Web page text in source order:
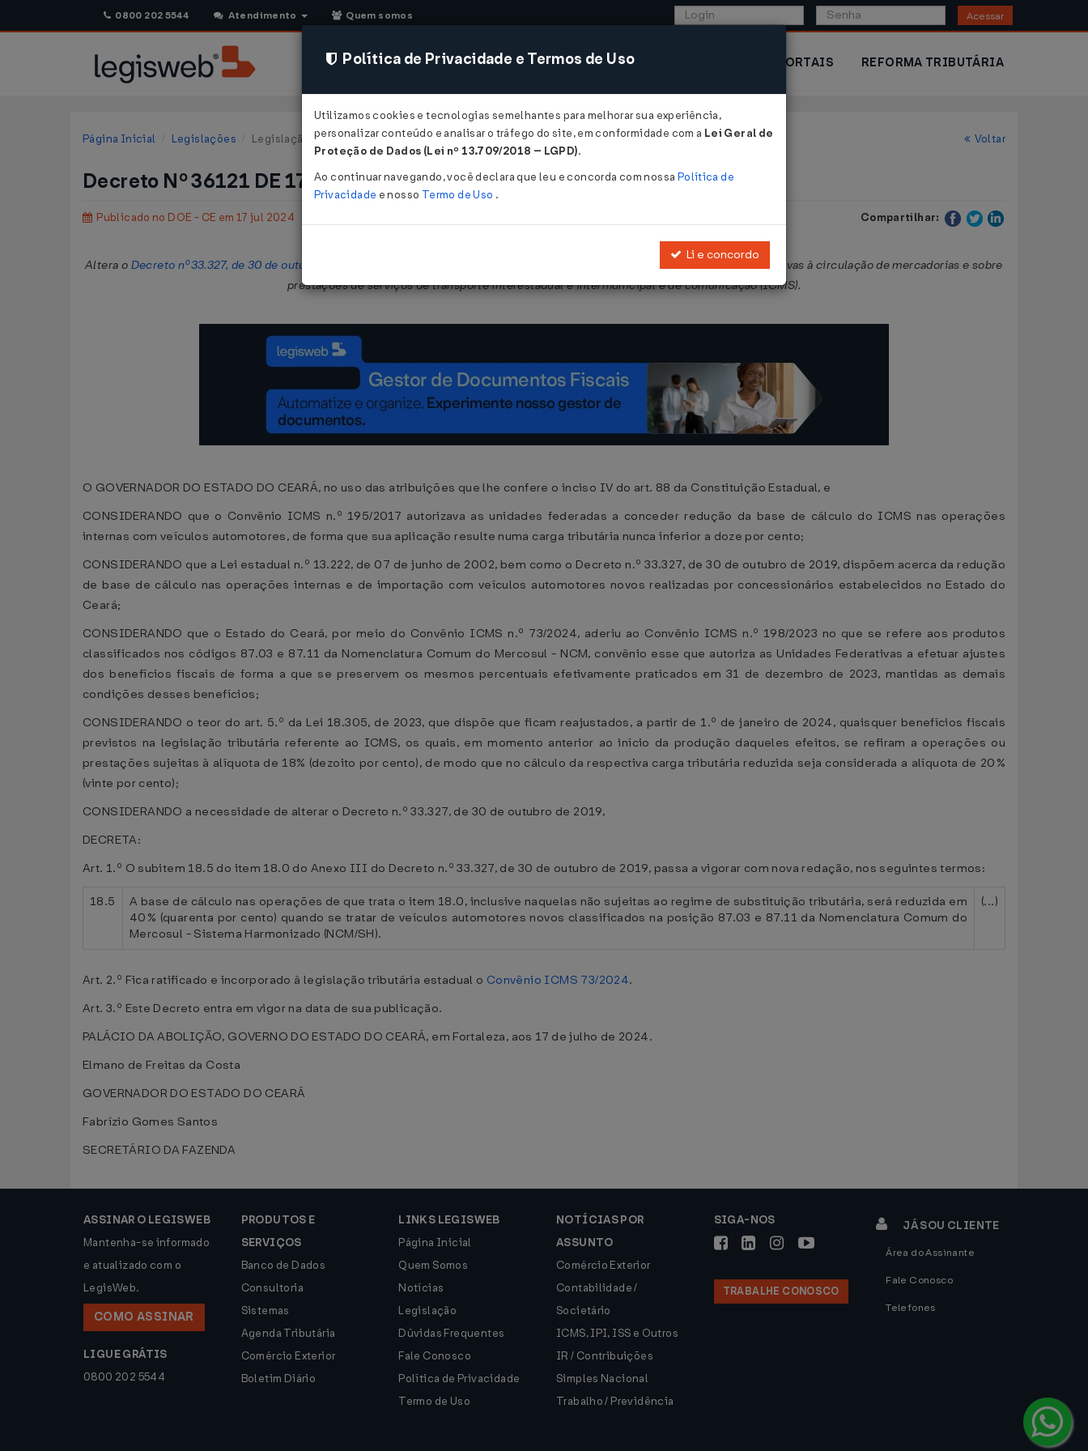
0800 202 5544 Atendimento Quem somos Acessar
CONSULTORIA SISTEMAS COMÉRCIO EXTERIOR PORTAIS REFORMA TRIBUTÁRIA
Página Inicial Legislações Legislação Estadual - Ceará Voltar
Decreto Nº 36121 DE 17/07/2024
Publicado no DOE - CE em 17 jul 2024 Compartilhar:
Altera o Decreto nº33.327, de 30 de outubro de 2019
, que consolida e regulamenta a legislação do imposto sobre operações relativas à circulação de mercadorias e sobre
prestações de serviços de transporte interestadual e intermunicipal e de comunicação (ICMS).
O GOVERNADOR DO ESTADO DO CEARÁ, no uso das atribuições que lhe confere o inciso IV do art. 88 da Constituição Estadual, e
CONSIDERANDO que o Convênio ICMS n.º 195/2017 autorizava as unidades federadas a conceder redução da base de cálculo do ICMS nas operações
internas com veículos automotores, de forma que sua aplicação resulte numa carga tributária nunca inferior a doze por cento;
CONSIDERANDO que a Lei estadual n.º 13.222, de 07 de junho de 2002, bem como o Decreto n.º 33.327, de 30 de outubro de 2019, dispõem acerca da redução
de base de cálculo nas operações internas e de importação com veículos automotores novos realizadas por concessionários estabelecidos no Estado do
Ceará;
CONSIDERANDO que o Estado do Ceará, por meio do Convênio ICMS n.º 73/2024, aderiu ao Convênio ICMS n.º 198/2023 no que se refere aos produtos
classificados nos códigos 87.03 e 87.11 da Nomenclatura Comum do Mercosul - NCM, convênio esse que autoriza as Unidades Federativas a efetuar ajustes
dos benefícios fiscais de forma a que se preservem os mesmos percentuais efetivamente praticados em 31 de dezembro de 2023, mantidas as demais
condições desses benefícios;
CONSIDERANDO o teor do art. 5.º da Lei 18.305, de 2023, que dispõe que ficam reajustados, a partir de 1.º de janeiro de 2024, quaisquer benefícios fiscais
previstos na legislação tributária referente ao ICMS, os quais, em momento anterior ao início da produção daqueles efeitos, se refiram a operações ou
prestações sujeitas à alíquota de 18% (dezoito por cento), de modo que no cálculo da respectiva carga tributária reduzida seja considerada a alíquota de 20%
(vinte por cento);
CONSIDERANDO a necessidade de alterar o Decreto n.º 33.327, de 30 de outubro de 2019,
DECRETA:
Art. 1.º O subitem 18.5 do item 18.0 do Anexo III do Decreto n.º 33.327, de 30 de outubro de 2019, passa a vigorar com nova redação, nos seguintes termos:
18.5
A base de cálculo nas operações de que trata o item 18.0, inclusive naquelas não sujeitas ao regime de substituição tributária, será reduzida em
40% (quarenta por cento) quando se tratar de veículos automotores novos classificados na posição 87.03 e 87.11 da Nomenclatura Comum do
Mercosul - Sistema Harmonizado (NCM/SH).
(...)
Art. 2.º Fica ratificado e incorporado à legislação tributária estadual o Convênio ICMS 73/2024.
Art. 3.º Este Decreto entra em vigor na data de sua publicação.
PALÁCIO DA ABOLIÇÃO, GOVERNO DO ESTADO DO CEARÁ, em Fortaleza, aos 17 de julho de 2024.
Elmano de Freitas da Costa
GOVERNADOR DO ESTADO DO CEARÁ
Fabrízio Gomes Santos
SECRETÁRIO DA FAZENDA
ASSINAR O LEGISWEB
Mantenha-se informado
e atualizado com o
LegisWeb.
COMO ASSINAR
LIGUE GRÁTIS
0800 202 5544
PRODUTOS E
SERVIÇOS
Banco de Dados
Consultoria
Sistemas
Agenda Tributária
Comércio Exterior
Boletim Diário
LINKS LEGISWEB
Página Inicial
Quem Somos
Notícias
Legislação
Dúvidas Frequentes
Fale Conosco
Política de Privacidade
Termo de Uso
NOTÍCIAS POR
ASSUNTO
Comércio Exterior
Contabilidade /
Societário
ICMS, IPI, ISS e Outros
IR / Contribuições
Simples Nacional
Trabalho / Previdência
SIGA-NOS
TRABALHE CONOSCO
JÁ SOU CLIENTE
Área do Assinante
Fale Conosco
Telefones
Política de Privacidade e Termos de Uso
Utilizamos cookies e tecnologias semelhantes para melhorar sua experiência,
personalizar conteúdo e analisar o tráfego do site, em conformidade com a Lei Geral de
Proteção de Dados (Lei nº 13.709/2018 – LGPD).
Ao continuar navegando, você declara que leu e concorda com nossa Política de
Privacidade e nosso Termo de Uso .
Li e concordo